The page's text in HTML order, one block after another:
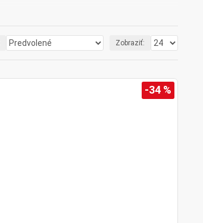
Zobraziť:
-34 %